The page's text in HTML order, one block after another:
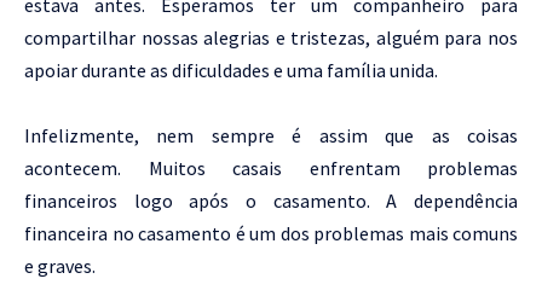
estava antes. Esperamos ter um companheiro para
compartilhar nossas alegrias e tristezas, alguém para nos
apoiar durante as dificuldades e uma família unida.
Infelizmente, nem sempre é assim que as coisas
acontecem. Muitos casais enfrentam problemas
financeiros logo após o casamento. A dependência
financeira no casamento é um dos problemas mais comuns
e graves.